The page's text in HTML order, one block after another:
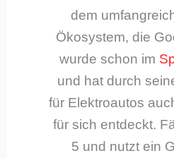
dem
Ökosystem, die
wurde schon im
und hat durch
für Elektroautos
für sich entdeckt.
5 und nutzt ein